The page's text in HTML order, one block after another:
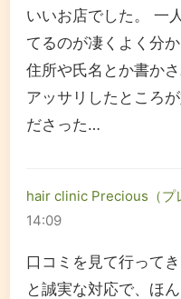
いいお店でした。 一
てるのが凄くよく分
住所や氏名とか書か
アッサリしたところ
ださった…
hair clinic Precious（プ
14:09
口コミを見て行って
と誠実な対応で、ほ